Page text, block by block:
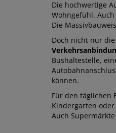
Die hochwertige
Wohngefühl.
Die
Doch nicht nur
Bushaltestelle,
können.
Für den täglichen
Kindergarten
Auch